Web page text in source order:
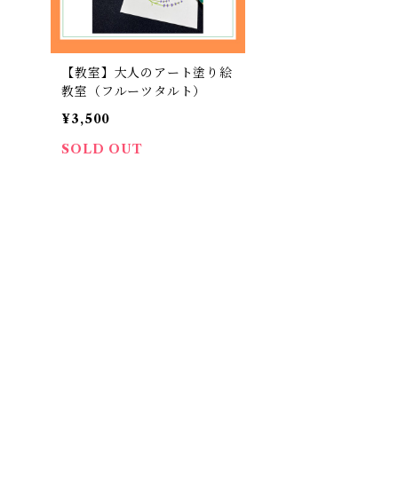
【教室】大人のアート塗り絵
教室（フルーツタルト）
¥3,500
SOLD OUT